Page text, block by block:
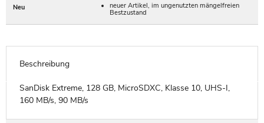
Neu
neuer Artikel, im ungenutzten mängelfreien
Bestzustand
Beschreibung
SanDisk Extreme, 128 GB, MicroSDXC, Klasse 10, UHS-I,
160 MB/s, 90 MB/s